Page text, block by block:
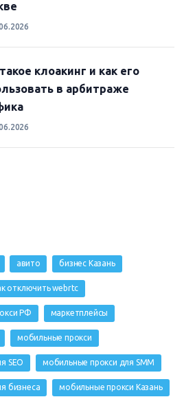
клоакинг и как его
в арбитраже
авито бизнес Казань
отключить webrtc
РФ маркетплейсы
мобильные прокси
SEO мобильные прокси для SMM
бизнеса мобильные прокси Казань